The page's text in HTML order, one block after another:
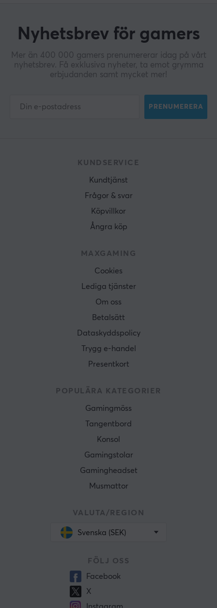
Nyhetsbrev för gamers
Mer än 400 000 gamers prenumererar idag på vårt
nyhetsbrev. Få exklusiva nyheter, ta emot grymma
erbjudanden samt mycket mer!
PRENUMERERA
KUNDSERVICE
Kundtjänst
Frågor & svar
Köpvillkor
Ångra köp
MAXGAMING
Cookies
Lediga tjänster
Om oss
Betalsätt
Dataskyddspolicy
Trygg e-handel
Presentkort
POPULÄRA KATEGORIER
Gamingmöss
Tangentbord
Konsol
Gamingstolar
Gamingheadset
Musmattor
VALUTA/REGION
Svenska (SEK)
FÖLJ OSS
Facebook
X